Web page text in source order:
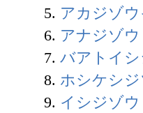
5. アカジゾ
6. アナジゾウ
7. バアトイ
8. ホシケシ
9. イシジゾウ